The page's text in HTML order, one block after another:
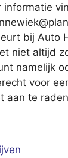
informatie
bij Auto
niet altijd
namelijk
voor
aan te